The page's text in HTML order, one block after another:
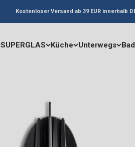
Kostenloser Versand ab 39 EUR innerhalb DE
SUPERGLAS Küche Unterwegs Bad